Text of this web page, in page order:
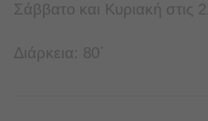
Σάββατο και Κυριακή στις
Διάρκεια: 80΄